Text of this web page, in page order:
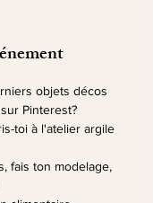
objets décos
Pinterest?
toi à l'atelier argile
fais ton modelage,